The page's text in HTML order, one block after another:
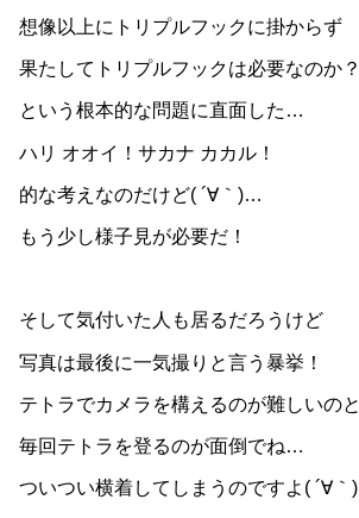
想像以上にトリプルフックに掛からず
果たしてトリプルフックは必要なのか？
という根本的な問題に直面した…
ハリ オオイ！サカナ カカル！
的な考えなのだけど( ´∀｀)…
もう少し様子見が必要だ！
そして気付いた人も居るだろうけど
写真は最後に一気撮りと言う暴挙！
テトラでカメラを構えるのが難しいのと
毎回テトラを登るのが面倒でね…
ついつい横着してしまうのですよ( ´∀｀)